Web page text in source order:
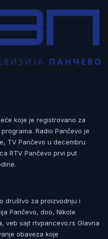
koje je registrovano za
Radio Pančevo je
TV Pančevo u decembru
RTV Pančevo prvi put
društvo za proizvodnju i
Pančevo, doo, Nikole
veb sajt rtvpancevo.rs Glavna
obaveza koje